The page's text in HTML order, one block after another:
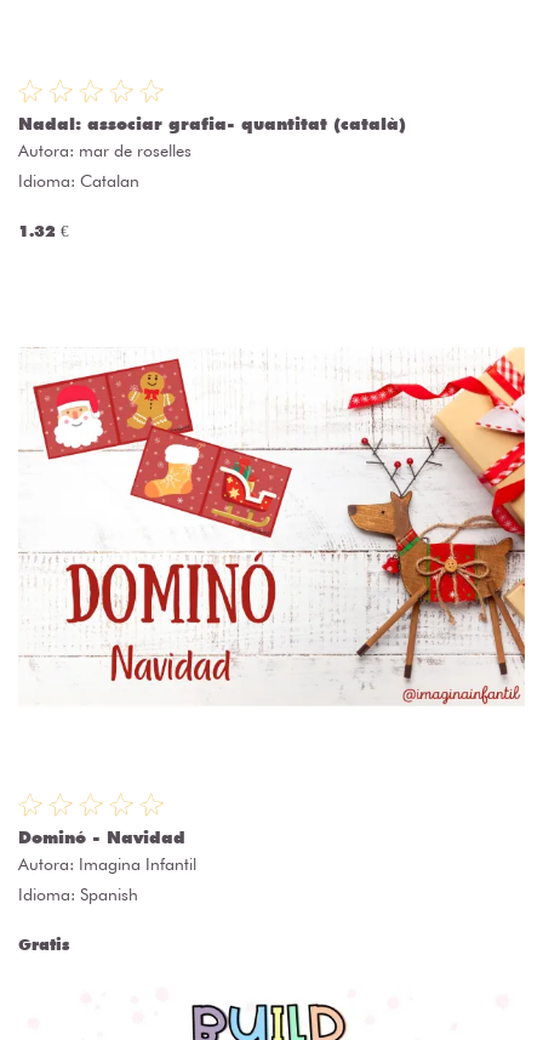
Nadal: associar grafia- quantitat (català)
Autora: mar de roselles
Idioma: Catalan
1.32 €
Dominó - Navidad
Autora: Imagina Infantil
Idioma: Spanish
Gratis